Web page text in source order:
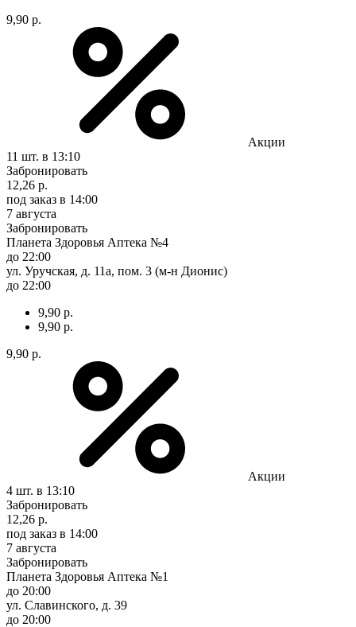
9,90 р.
Акции
11 шт. в 13:10
Забронировать
12,26 р.
под заказ в 14:00
7 августа
Забронировать
Планета Здоровья Аптека №4
до 22:00
ул. Уручская, д. 11а, пом. 3 (м-н Дионис)
до 22:00
9,90 р.
9,90 р.
9,90 р.
Акции
4 шт. в 13:10
Забронировать
12,26 р.
под заказ в 14:00
7 августа
Забронировать
Планета Здоровья Аптека №1
до 20:00
ул. Славинского, д. 39
до 20:00